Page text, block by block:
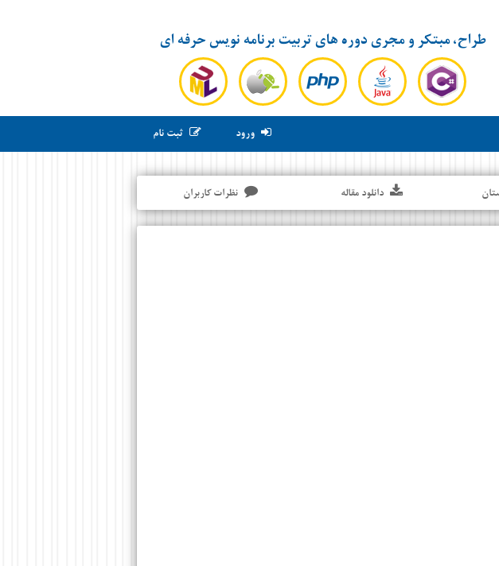
طراح، مبتکر و مجری دوره های تربیت برنامه نویس حرفه ای
ورود ثبت نام
دانلود مقاله نظرات کاربران